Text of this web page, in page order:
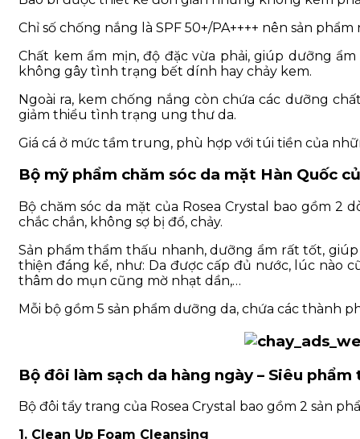
Chỉ số chống nắng là SPF 50+/PA++++ nên sản
Chất kem ẩm mịn, độ đặc vừa phải, giúp dưỡng
không gây tình trạng bết dính hay chảy kem.
Ngoài ra, kem chống nắng còn chứa các dưỡng
giảm thiểu tình trạng ung thư da.
Giá cá ở mức tầm trung, phù hợp với túi tiền của
Bộ mỹ phẩm chăm sóc da mặt Hàn Quốc
Bộ chăm sóc da mặt của Rosea Crystal bao gồm
chắc chắn, không sợ bị đổ, chảy.
Sản phẩm thẩm thấu nhanh, dưỡng ẩm rất tốt,
thiện đáng kể, như: Da được cấp đủ nước, lúc nào
thâm do mụn cũng mờ nhạt dần,…
Mỗi bộ gồm 5 sản phẩm dưỡng da, chứa các thành
Bộ đôi làm sạch da hàng ngày – Siêu
Bộ đôi tẩy trang của Rosea Crystal bao gồm 2 sản
1. Clean Up Foam Cleansing